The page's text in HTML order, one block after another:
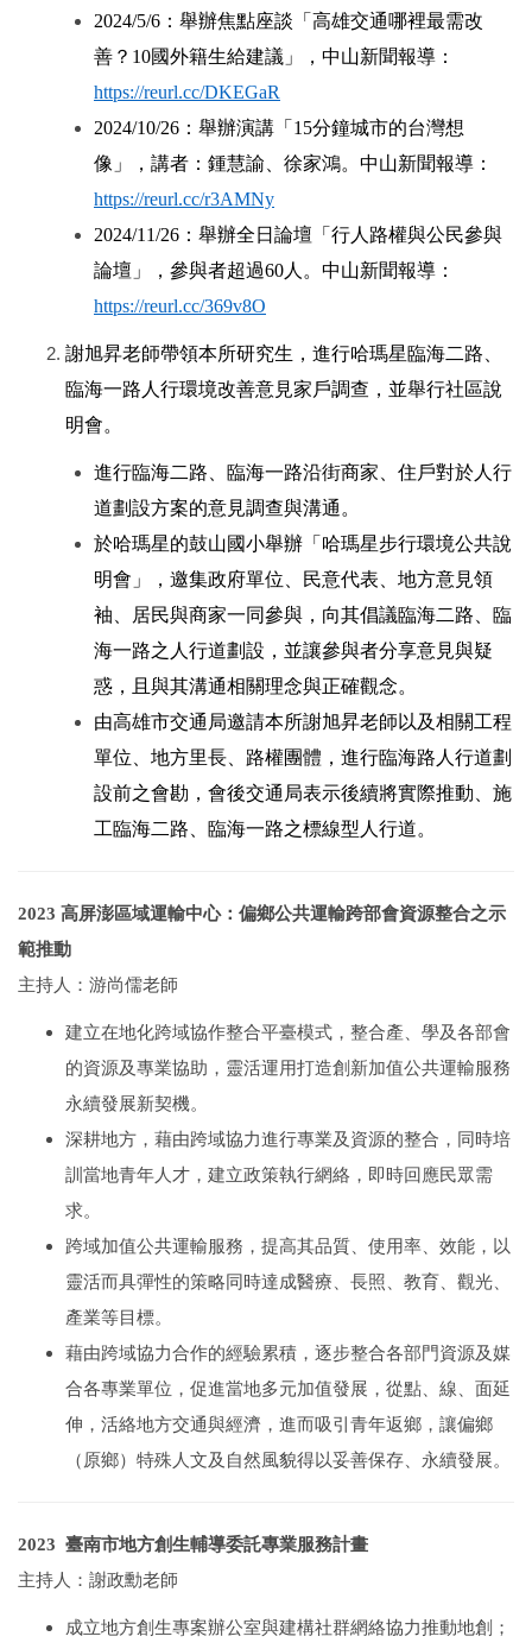
2024/5/6 ：舉辦焦點座談「高雄交通哪裡最需改
善？10國外籍生給建議」，中山新聞報導：
https://reurl.cc/DKEGaR
2024/10/26 ：舉辦演講「15分鐘城市的台灣想
像」，講者：鍾慧諭、徐家鴻。中山新聞報導：
https://reurl.cc/r3AMNy
2024/11/26 ：舉辦全日論壇「行人路權與公民參與
論壇」，參與者超過60人。中山新聞報導：
https://reurl.cc/369v8O
謝旭昇老師帶領本所研究生，進行哈瑪星臨海二路、
臨海一路人行環境改善意見家戶調查，並舉行社區說
明會。
進行臨海二路、臨海一路沿街商家、住戶對於人行
道劃設方案的意見調查與溝通。
於哈瑪星的鼓山國小舉辦「哈瑪星步行環境公共說
明會」，邀集政府單位、民意代表、地方意見領
袖、居民與商家一同參與，向其倡議臨海二路、臨
海一路之人行道劃設，並讓參與者分享意見與疑
惑，且與其溝通相關理念與正確觀念。
由高雄市交通局邀請本所謝旭昇老師以及相關工程
單位、地方里長、路權團體，進行臨海路人行道劃
設前之會勘，會後交通局表示後續將實際推動、施
工臨海二路、臨海一路之標線型人行道。
2023 高屏澎區域運輸中心：偏鄉公共運輸跨部會資源整合之示
範推動
主持人：游尚儒老師
建立在地化跨域協作整合平臺模式，整合產、學及各部會
的資源及專業協助，靈活運用打造創新加值公共運輸服務
永續發展新契機。
深耕地方，藉由跨域協力進行專業及資源的整合，同時培
訓當地青年人才，建立政策執行網絡，即時回應民眾需
求。
跨域加值公共運輸服務，提高其品質、使用率、效能，以
靈活而具彈性的策略同時達成醫療、長照、教育、觀光、
產業等目標。
藉由跨域協力合作的經驗累積，逐步整合各部門資源及媒
合各專業單位，促進當地多元加值發展，從點、線、面延
伸，活絡地方交通與經濟，進而吸引青年返鄉，讓偏鄉
（原鄉）特殊人文及自然風貌得以妥善保存、永續發展。
2023 臺南市地方創生輔導委託專業服務計畫
主持人：謝政勳老師
成立地方創生專案辦公室與建構社群網絡協力推動地創；